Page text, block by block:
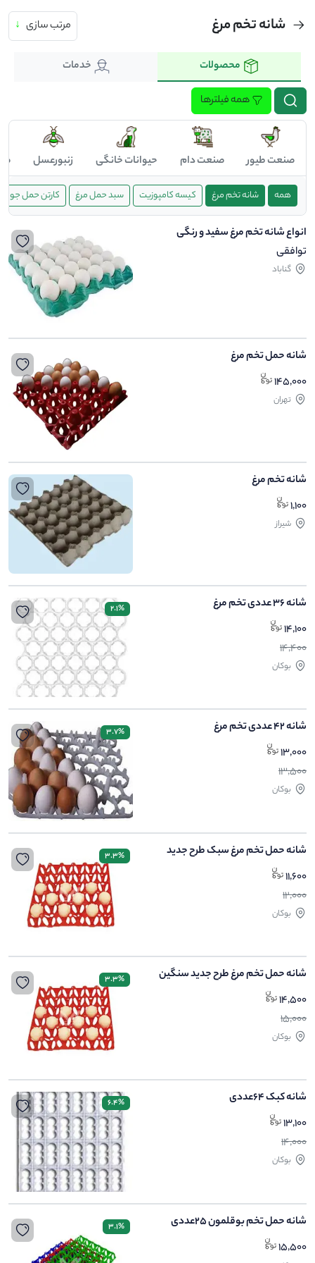
شانه تخم مرغ مرتب سازی ↓
محصولات خدمات
همه فیلترها
صنعت طیور صنعت دام حیوانات خانگی زنبورعسل
همه شانه تخم مرغ کیسه کامپوزیت سبد حمل مرغ کارتن حمل جوجه
انواع شانه تخم مرغ سفید و رنگی
توافقی
گناباد
شانه حمل تخم مرغ
145,000
تهران
شانه تخم مرغ
1,100
شیراز
شانه 36 عددی تخم مرغ
14,100
14,400
بوکان
2.1%
شانه 42 عددی تخم مرغ
13,000
13,500
بوکان
3.7%
شانه حمل تخم مرغ سبک طرح جدید
11,600
12,000
بوکان
3.3%
شانه حمل تخم مرغ طرح جدید سنگین
14,500
15,000
بوکان
3.3%
شانه کبک 64عددی
13,100
14,000
بوکان
6.4%
شانه حمل تخم بوقلمون 25عددی
15,500
3.1%